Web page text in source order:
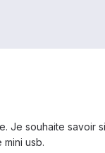
Je souhaite savoir
usb.